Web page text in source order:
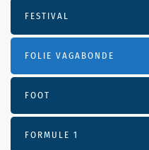
FESTIVAL
FOLIE VAGABONDE
FOOT
FORMULE 1